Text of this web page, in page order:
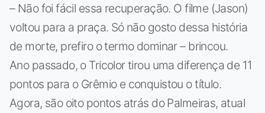
– Não foi fácil essa recuperação. O filme (Jason)
voltou para a praça. Só não gosto dessa história
de morte, prefiro o termo dominar – brincou.
Ano passado, o Tricolor tirou uma diferença de 11
pontos para o Grêmio e conquistou o título.
Agora, são oito pontos atrás do Palmeiras, atual